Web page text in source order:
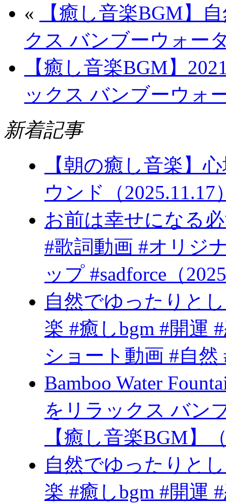
«
【癒し音楽BGM】
クス バンブーウォー
【癒し音楽BGM】
ックス バンブーウォ
新着記事
【朝の癒し音楽】
ウンド（2025.11.17
お前は
#歌詞動画 #オリジ
ップ #sadforce（
自然でゆったりと
楽 #癒しbgm #開運
ショート動画 #自然
Bamboo Water
をリラックス バン
【癒し音楽BGM】
自然でゆったりと
楽 #癒しbgm #開運